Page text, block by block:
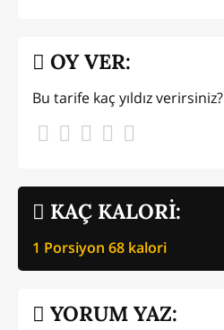
KAÇ KALORİ:
1 Porsiyon 68 kalori
OY VER:
Bu tarife kaç yıldız verirsiniz?
YORUM YAZ: